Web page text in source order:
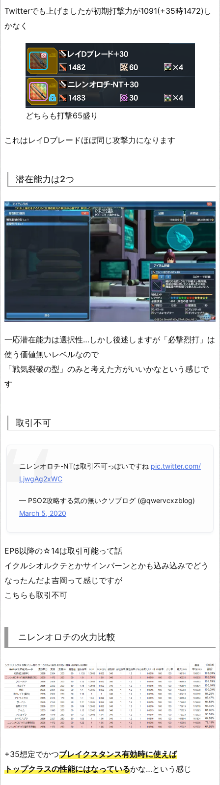
Twitterでも上げましたが初期打撃力が1091(+35時1472)し
かなく
どちらも打撃65盛り
これはレイDブレードほぼ同じ攻撃力になります
潜在能力は2つ
一応潜在能力は選択性…しかし後述しますが「必撃烈打」は
使う価値無いレベルなので
「戦気裂破の型」のみと考えた方がいいかなという感じで
す
取引不可
ニレンオロチ-NTは取引不可っぽいですね pic.twitter.com/
LjwgAg2xWC
— PSO2攻略する気の無いクソブログ (@qwervcxzblog)
March 5, 2020
EP6以降の☆14は取引可能って話
イクルシオルクテとかサインバーンとかも込み込みでどう
なったんだよ吉岡って感じですが
こちらも取引不可
ニレンオロチの火力比較
+35想定でかつブレイクスタンス有効時に使えば
トップクラスの性能にはなっているかな…という感じ